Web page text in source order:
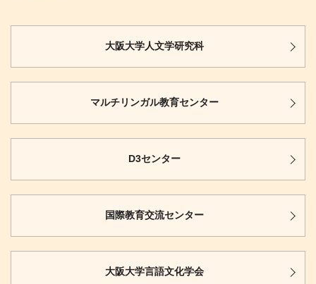
大阪大学 人文学研究科
マルチリンガル教育センター
D3センター
国際教育交流センター
大阪大学言語文化学会